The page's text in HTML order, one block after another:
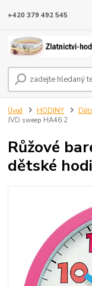
+420 379 492 545
Úvod HODINY
JVD sweep HA46.2
Růžové
dětské